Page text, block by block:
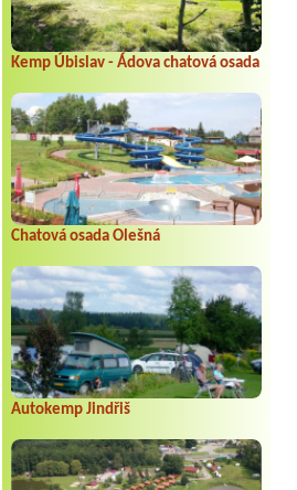
Kemp Úbislav - Ádova chatová osada
Chatová osada Olešná
Autokemp Jindřiš